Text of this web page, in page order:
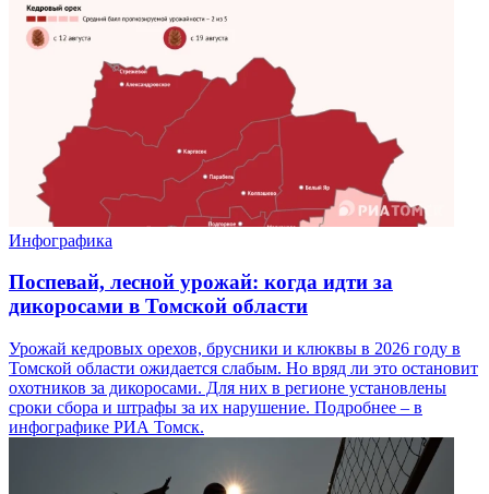
Инфографика
Поспевай, лесной урожай: когда идти за
дикоросами в Томской области
Урожай кедровых орехов, брусники и клюквы в 2026 году в
Томской области ожидается слабым. Но вряд ли это остановит
охотников за дикоросами. Для них в регионе установлены
сроки сбора и штрафы за их нарушение. Подробнее – в
инфографике РИА Томск.